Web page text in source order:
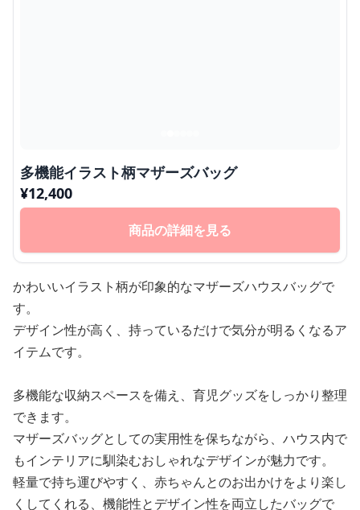
多機能イラスト柄マザーズバッグ
¥12,400
商品の詳細を見る
かわいいイラスト柄が印象的なマザーズハウスバッグで
す。
デザイン性が高く、持っているだけで気分が明るくなるア
イテムです。
多機能な収納スペースを備え、育児グッズをしっかり整理
できます。
マザーズバッグとしての実用性を保ちながら、ハウス内で
もインテリアに馴染むおしゃれなデザインが魅力です。
軽量で持ち運びやすく、赤ちゃんとのお出かけをより楽し
くしてくれる、機能性とデザイン性を両立したバッグで